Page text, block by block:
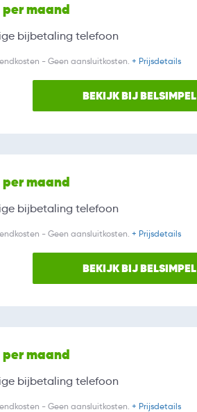
maand
bijbetaling telefoon
- Geen aansluitkosten. + Prijsdetails
BEKIJK BIJ BELSIMPEL
maand
bijbetaling telefoon
- Geen aansluitkosten. + Prijsdetails
BEKIJK BIJ BELSIMPEL
maand
bijbetaling telefoon
- Geen aansluitkosten. + Prijsdetails